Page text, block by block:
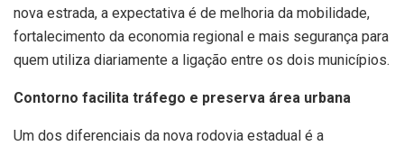
nova estrada, a expectativa é de melhoria da mobilidade,
fortalecimento da economia regional e mais segurança para
quem utiliza diariamente a ligação entre os dois municípios.
Contorno facilita tráfego e preserva área urbana
Um dos diferenciais da nova rodovia estadual é a